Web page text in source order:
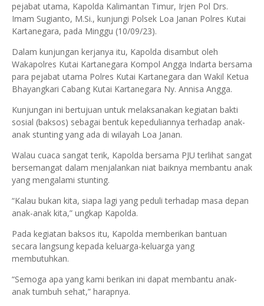
pejabat utama, Kapolda Kalimantan Timur, Irjen Pol Drs.
Imam Sugianto, M.Si., kunjungi Polsek Loa Janan Polres Kutai
Kartanegara, pada Minggu (10/09/23).
Dalam kunjungan kerjanya itu, Kapolda disambut oleh
Wakapolres Kutai Kartanegara Kompol Angga Indarta bersama
para pejabat utama Polres Kutai Kartanegara dan Wakil Ketua
Bhayangkari Cabang Kutai Kartanegara Ny. Annisa Angga.
Kunjungan ini bertujuan untuk melaksanakan kegiatan bakti
sosial (baksos) sebagai bentuk kepeduliannya terhadap anak-
anak stunting yang ada di wilayah Loa Janan.
Walau cuaca sangat terik, Kapolda bersama PJU terlihat sangat
bersemangat dalam menjalankan niat baiknya membantu anak
yang mengalami stunting.
“Kalau bukan kita, siapa lagi yang peduli terhadap masa depan
anak-anak kita,” ungkap Kapolda.
Pada kegiatan baksos itu, Kapolda memberikan bantuan
secara langsung kepada keluarga-keluarga yang
membutuhkan.
“Semoga apa yang kami berikan ini dapat membantu anak-
anak tumbuh sehat,” harapnya.